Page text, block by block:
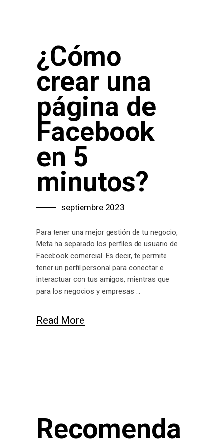
¿Cómo
crear una
página de
Facebook
en 5
minutos?
septiembre 2023
Para tener una mejor gestión de tu negocio,
Meta ha separado los perfiles de usuario de
Facebook comercial. Es decir, te permite
tener un perfil personal para conectar e
interactuar con tus amigos, mientras que
para los negocios y empresas
Read More
Recomenda